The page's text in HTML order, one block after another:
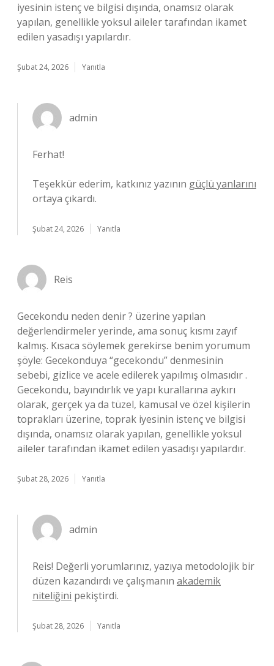
iyesinin istenç ve bilgisi dışında, onamsız olarak
yapılan, genellikle yoksul aileler tarafından ikamet
edilen yasadışı yapılardır.
Şubat 24, 2026 Yanıtla
admin
Ferhat!
Teşekkür ederim, katkınız yazının güçlü yanlarını
ortaya çıkardı.
Şubat 24, 2026 Yanıtla
Reis
Gecekondu neden denir ? üzerine yapılan
değerlendirmeler yerinde, ama sonuç kısmı zayıf
kalmış. Kısaca söylemek gerekirse benim yorumum
şöyle: Gecekonduya “gecekondu” denmesinin
sebebi, gizlice ve acele edilerek yapılmış olmasıdır .
Gecekondu, bayındırlık ve yapı kurallarına aykırı
olarak, gerçek ya da tüzel, kamusal ve özel kişilerin
toprakları üzerine, toprak iyesinin istenç ve bilgisi
dışında, onamsız olarak yapılan, genellikle yoksul
aileler tarafından ikamet edilen yasadışı yapılardır.
Şubat 28, 2026 Yanıtla
admin
Reis! Değerli yorumlarınız, yazıya metodolojik bir
düzen kazandırdı ve çalışmanın akademik
niteliğini pekiştirdi.
Şubat 28, 2026 Yanıtla